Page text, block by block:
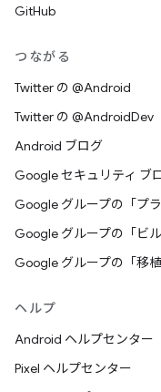
GitHub
つながる
Twitter の @Android
Twitter の @AndroidDev
Android ブログ
Google セキュリティ ブ
Google グループの「プ
Google グループの「ビ
Google グループの「移
ヘルプ
Android ヘルプセンター
Pixel ヘルプセンター